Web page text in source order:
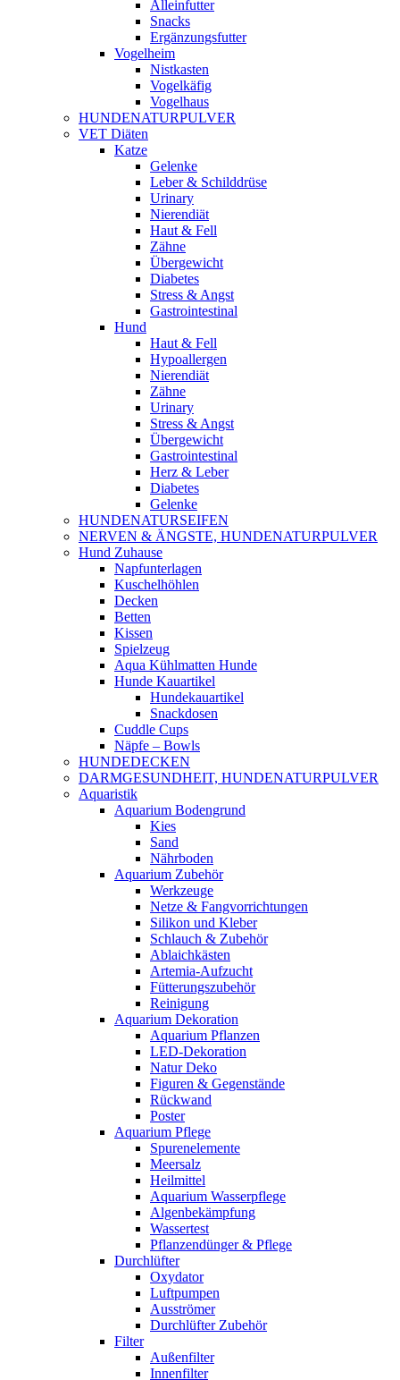
Alleinfutter
Snacks
Ergänzungsfutter
Vogelheim
Nistkasten
Vogelkäfig
Vogelhaus
HUNDENATURPULVER
VET Diäten
Katze
Gelenke
Leber & Schilddrüse
Urinary
Nierendiät
Haut & Fell
Zähne
Übergewicht
Diabetes
Stress & Angst
Gastrointestinal
Hund
Haut & Fell
Hypoallergen
Nierendiät
Zähne
Urinary
Stress & Angst
Übergewicht
Gastrointestinal
Herz & Leber
Diabetes
Gelenke
HUNDENATURSEIFEN
NERVEN & ÄNGSTE, HUNDENATURPULVER
Hund Zuhause
Napfunterlagen
Kuschelhöhlen
Decken
Betten
Kissen
Spielzeug
Aqua Kühlmatten Hunde
Hunde Kauartikel
Hundekauartikel
Snackdosen
Cuddle Cups
Näpfe – Bowls
HUNDEDECKEN
DARMGESUNDHEIT, HUNDENATURPULVER
Aquaristik
Aquarium Bodengrund
Kies
Sand
Nährboden
Aquarium Zubehör
Werkzeuge
Netze & Fangvorrichtungen
Silikon und Kleber
Schlauch & Zubehör
Ablaichkästen
Artemia-Aufzucht
Fütterungszubehör
Reinigung
Aquarium Dekoration
Aquarium Pflanzen
LED-Dekoration
Natur Deko
Figuren & Gegenstände
Rückwand
Poster
Aquarium Pflege
Spurenelemente
Meersalz
Heilmittel
Aquarium Wasserpflege
Algenbekämpfung
Wassertest
Pflanzendünger & Pflege
Durchlüfter
Oxydator
Luftpumpen
Ausströmer
Durchlüfter Zubehör
Filter
Außenfilter
Innenfilter